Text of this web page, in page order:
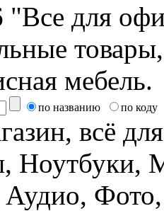
для
мебель.
по названию по коду
всё
Ноутбуки,
Аудио,